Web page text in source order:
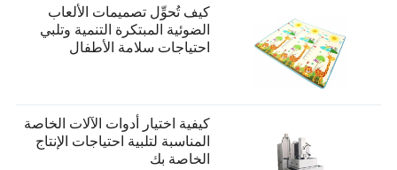
كيف تُحوِّل تصميمات الألعاب
الضوئية المبتكرة التنمية وتلبي
احتياجات سلامة الأطفال
كيفية اختيار أدوات الآلات الخاصة
المناسبة لتلبية احتياجات الإنتاج
الخاصة بك